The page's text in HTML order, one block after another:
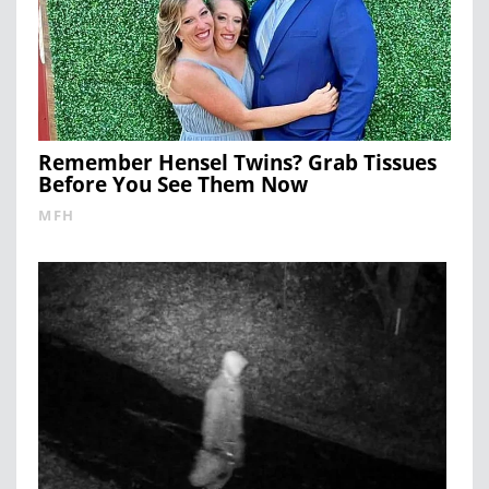
Remember Hensel Twins? Grab Tissues
Before You See Them Now
MFH